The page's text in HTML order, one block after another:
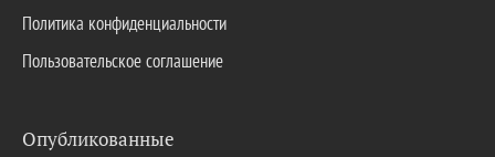
Политика конфиденциальности
Пользовательское соглашение
Опубликованные